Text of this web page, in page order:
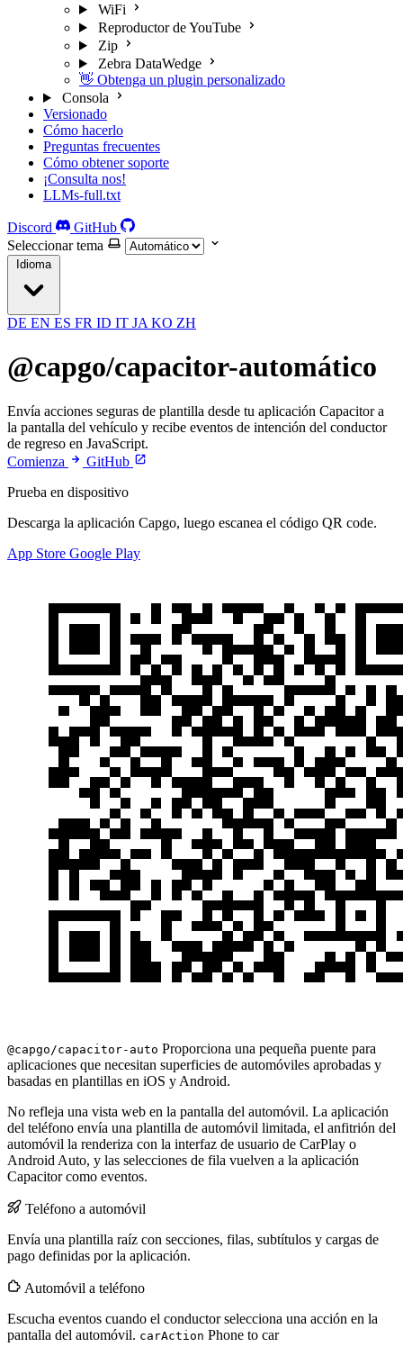
WiFi
Reproductor de YouTube
Zip
Zebra DataWedge
👋 Obtenga un plugin personalizado
Consola
Versionado
Cómo hacerlo
Preguntas frecuentes
Cómo obtener soporte
¡Consulta nos!
LLMs-full.txt
Discord
GitHub
Seleccionar tema
Idioma
DE EN ES FR ID IT JA KO ZH
@capgo/capacitor-automático
Envía acciones seguras de plantilla desde tu aplicación Capacitor a
la pantalla del vehículo y recibe eventos de intención del conductor
de regreso en JavaScript.
Comienza
GitHub
Prueba en dispositivo
Descarga la aplicación Capgo, luego escanea el código QR code.
App Store Google Play
@capgo/capacitor-auto Proporciona una pequeña puente para
aplicaciones que necesitan superficies de automóviles aprobadas y
basadas en plantillas en iOS y Android.
No refleja una vista web en la pantalla del automóvil. La aplicación
del teléfono envía una plantilla de automóvil limitada, el anfitrión del
automóvil la renderiza con la interfaz de usuario de CarPlay o
Android Auto, y las selecciones de fila vuelven a la aplicación
Capacitor como eventos.
Teléfono a automóvil
Envía una plantilla raíz con secciones, filas, subtítulos y cargas de
pago definidas por la aplicación.
Automóvil a teléfono
Escucha eventos cuando el conductor selecciona una acción en la
pantalla del automóvil. carAction Phone to car